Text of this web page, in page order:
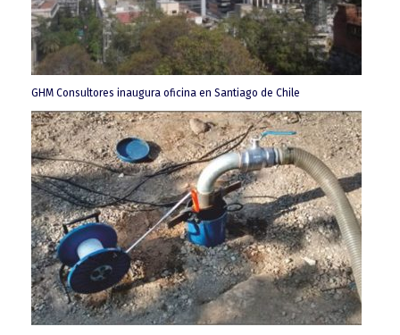
GHM Consultores inaugura oficina en Santiago de Chile